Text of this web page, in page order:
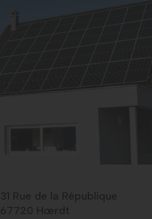
31 Rue de la République
67720 Hœrdt